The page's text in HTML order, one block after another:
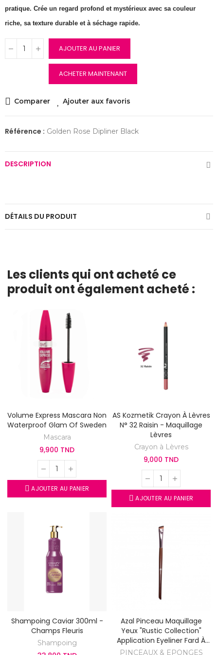
pratique. Crée un regard profond et mystérieux avec sa couleur
riche, sa texture durable et à séchage rapide.
AJOUTER AU PANIER
ACHETER MAINTENANT
Comparer Ajouter aux favoris
Référence : Golden Rose Dipliner Black
DESCRIPTION
DÉTAILS DU PRODUIT
Les clients qui ont acheté ce
produit ont également acheté :
Volume Express Mascara Non
Waterproof Glam Of Sweden
Mascara
9,900 TND
AJOUTER AU PANIER
AS Kozmetik Crayon À Lèvres
N° 32 Raisin - Maquillage
Lèvres
Crayon à Lèvres
9,000 TND
AJOUTER AU PANIER
Shampoing Caviar 300ml -
Champs Fleuris
Shampoing
Azal Pinceau Maquillage
Yeux "Rustic Collection"
Application Eyeliner Fard À
Paupières Et Gel À Sourcils
PINCEAUX & EPONGES